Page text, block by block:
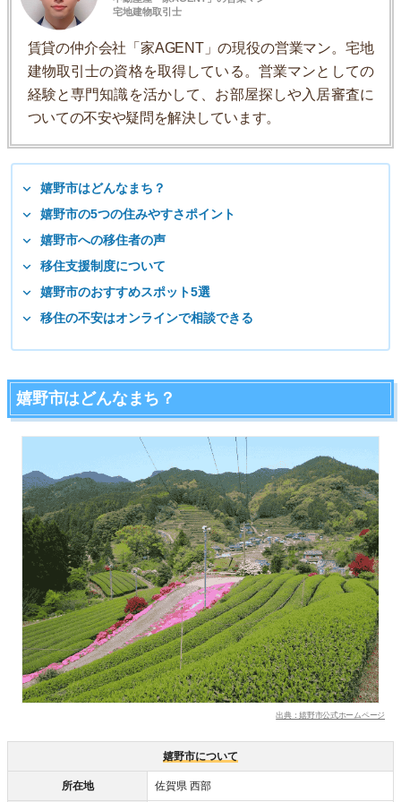
宅地建物取引士
賃貸の仲介会社「家AGENT」の現役の営業マン。宅地
建物取引士の資格を取得している。営業マンとしての
経験と専門知識を活かして、お部屋探しや入居審査に
ついての不安や疑問を解決しています。
嬉野市はどんなまち？
嬉野市の5つの住みやすさポイント
嬉野市への移住者の声
移住支援制度について
嬉野市のおすすめスポット5選
移住の不安はオンラインで相談できる
嬉野市はどんなまち？
出典：嬉野市公式ホームページ
嬉野市について
所在地 佐賀県 西部